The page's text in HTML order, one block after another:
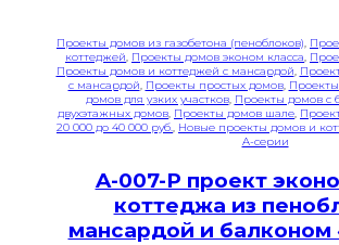
Проекты домов из газобетона (пеноблоков),
коттеджей, Проекты домов эконом класса,
Проекты домов и коттеджей с мансардой,
с мансардой, Проекты простых домов, Проекты
домов для узких участков, Проекты домов с
двухэтажных домов, Проекты домов шале,
20 000 до 40 000 руб., Новые проекты домов и
A-серии
A-007-P проект
коттеджа из
мансардой и балконом